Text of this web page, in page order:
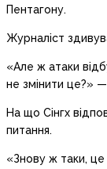
Пентагону.
Журналіст
«Але ж атаки
не змінити це?» —
На що Сінгх
питання.
«Знову ж таки, це